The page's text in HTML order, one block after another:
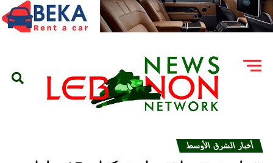
أخبار الشرق الأوسط